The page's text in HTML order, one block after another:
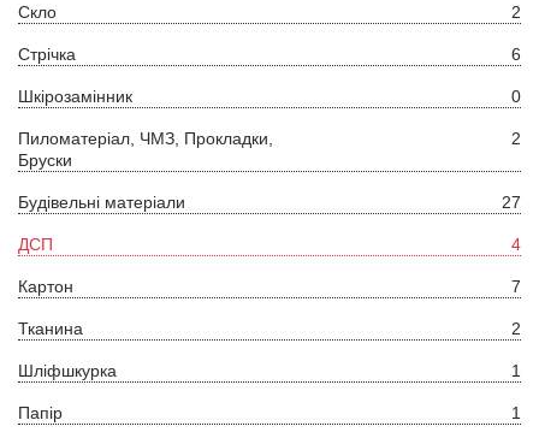
Скло 2
Стрічка 6
Шкірозамінник 0
Пиломатеріал, ЧМЗ, Прокладки,
Бруски
2
Будівельні матеріали 27
ДСП 4
Картон 7
Тканина 2
Шліфшкурка 1
Папір 1